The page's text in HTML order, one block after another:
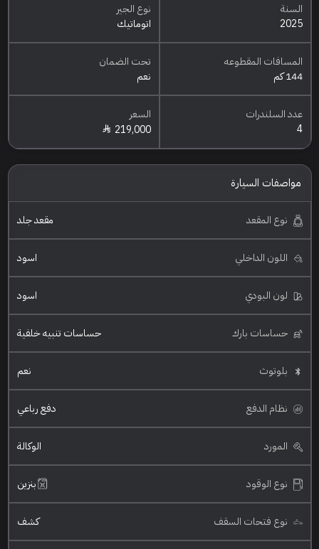
السنة
2025
نوع الجير
اتوماتيك
المسافات المقطوعه
144 كم
تحت الضمان
نعم
عدد السلندرات
4
السعر
219,000
مواصفات السيارة
نوع المقعد مقعد جلد
اللون الداخلي اسود
لون البودي اسود
حساسات بارك حساسات تنبيه خلفية
بلوتوث نعم
نظام الدفع دفع رباعي
المورد الوكالة
نوع الوقود بنزين
نوع فتحات السقف كشف